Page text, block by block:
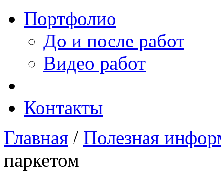
Портфолио
До и после работ
Видео работ
Контакты
Главная / Полезная
паркетом